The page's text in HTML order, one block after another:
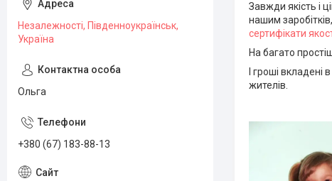
Завжди якість і
нашим
сертифікати
На багато
І гроші
жителів.
Незалежності, Південноукраїнськ,
Україна
Ольга
+380 (67) 183-88-13